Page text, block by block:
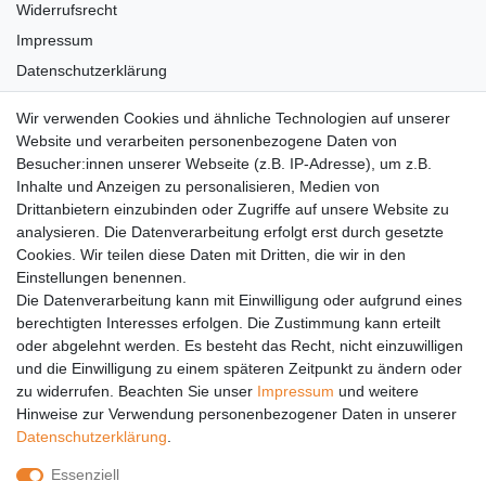
Widerrufsrecht
Impressum
Datenschutzerklärung
Versandkosten
Barrierefreiheit
Anleitungen
Vertrag widerrufen
PARTNER
DHL
GLS
PaketPLUS
SPONSORING
Wir verwenden Cookies und ähnliche Technologien auf unserer
Website und verarbeiten personenbezogene Daten von
Besucher:innen unserer Webseite (z.B. IP-Adresse), um z.B.
Inhalte und Anzeigen zu personalisieren, Medien von
Drittanbietern einzubinden oder Zugriffe auf unsere Website zu
analysieren. Die Datenverarbeitung erfolgt erst durch gesetzte
Cookies. Wir teilen diese Daten mit Dritten, die wir in den
Einstellungen benennen.
Die Datenverarbeitung kann mit Einwilligung oder aufgrund eines
berechtigten Interesses erfolgen. Die Zustimmung kann erteilt
oder abgelehnt werden. Es besteht das Recht, nicht einzuwilligen
und die Einwilligung zu einem späteren Zeitpunkt zu ändern oder
zu widerrufen. Beachten Sie unser Impressum und weitere
Hinweise zur Verwendung personenbezogener Daten in unserer
Daten­schutz­erklärung
Essenziell